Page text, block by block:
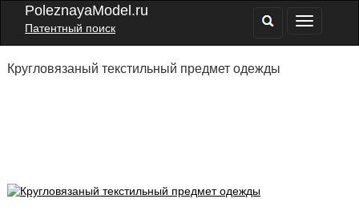
PoleznayaModel.ru
Патентный поиск
Кругловязаный текстильный предмет одежды